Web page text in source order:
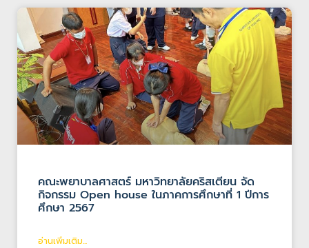
คณะพยาบาลศาสตร์ มหาวิทยาลัยคริสเตียน จัด
กิจกรรม Open house ในภาคการศึกษาที่ 1 ปีการ
ศึกษา 2567
อ่านเพิ่มเติม...